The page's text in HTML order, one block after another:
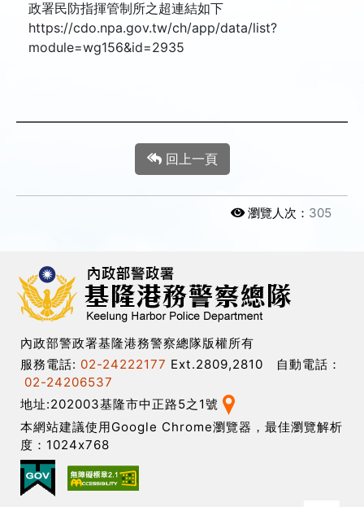
政署民防指揮管制所之超連結如下
https://cdo.npa.gov.tw/ch/app/data/list?
module=wg156&id=2935
回上一頁
瀏覽人次： 305
內政部警政署基隆港務警察總隊版權所有
服務電話: 02-24222177 Ext.2809,2810 自動電話：
02-24206537
地址:202003基隆市中正路5之1號
本網站建議使用Google Chrome瀏覽器，最佳瀏覽解析
度：1024x768